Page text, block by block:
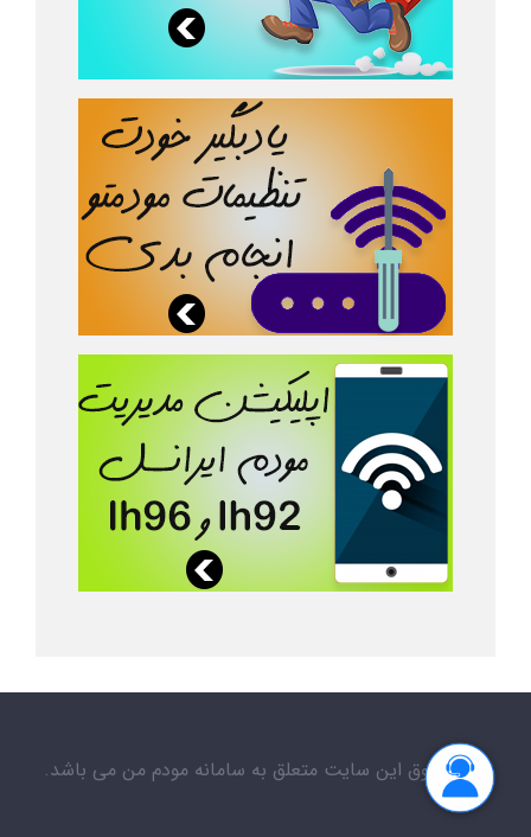
کلیه حقوق این سایت متعلق به سامانه مودم من می باشد.